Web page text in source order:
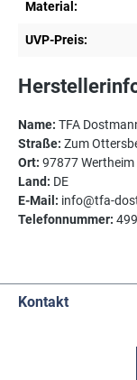
Material:
UVP-Preis:
Name: TFA
Straße: Zum
Ort: 97877 Wertheim
Land: DE
E-Mail: info@tfa-
Telefonnummer:
Kontakt